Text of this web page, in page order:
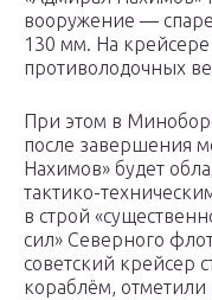
вооружение —
130 мм. На
противолодочных
При этом в
после завершения
Нахимов» будет
тактико-
в строй
сил» Северного
советский крейсер
кораблём,